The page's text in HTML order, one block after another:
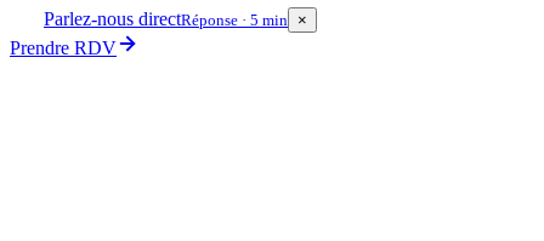
Parlez-nous directRéponse · 5 min ×
Prendre RDV